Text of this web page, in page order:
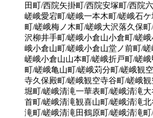
田町/西院矢掛町/西院安塚町/西院
嵯峨愛宕町/嵯峨一本木町/嵯峨石
町/嵯峨梅ノ木町/嵯峨大沢落久保
沢柳井手町/嵯峨小倉山小倉町/嵯
峨小倉山町/嵯峨小倉山堂ノ前町/
嵯峨小倉山山本町/嵯峨折戸町/嵯
町/嵯峨亀山町/嵯峨苅分町/嵯峨観
寺久保殿町/嵯峨観空寺谷町/嵯峨
堀町/嵯峨清滝一華表町/嵯峨清滝
首町/嵯峨清滝観喜山町/嵯峨清滝
滝町/嵯峨清滝田鶴原町/嵯峨清滝